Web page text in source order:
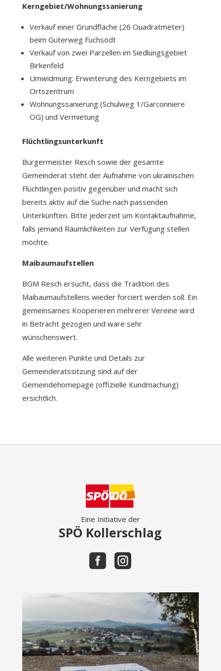
Kerngebiet/Wohnungssanierung
Verkauf einer Grundfläche (26 Ouadratmeter)
beim Güterweg Fuchsödt
Verkauf von zwei Parzellen im Siedlungsgebiet
Birkenfeld
Umwidmung: Erweiterung des Kerngebiets im
Ortszentrum
Wohnungssanierung (Schulweg 1/Garconniere
OG) und Vermietung
Flüchtlingsunterkunft
Bürgermeister Resch sowie der gesamte
Gemeinderat steht der Aufnahme von ukrainischen
Flüchtlingen positiv gegenüber und macht sich
bereits aktiv auf die Suche nach passenden
Unterkünften. Bitte jederzeit um Kontaktaufnahme,
falls jemand Räumlichkeiten zur Verfügung stellen
möchte.
Maibaumaufstellen
BGM Resch ersucht, dass die Tradition des
Maibaumaufstellens wieder forciert werden soll. Ein
gemeinsames Kooperieren mehrerer Vereine wird
in Betracht gezogen und wäre sehr
wünschenswert.
Alle weiteren Punkte und Details zur
Gemeinderatssitzung sind auf der
Gemeindehomepage (offizielle Kundmachung)
ersichtlich.
Eine Initiative der
SPÖ Kollerschlag
 